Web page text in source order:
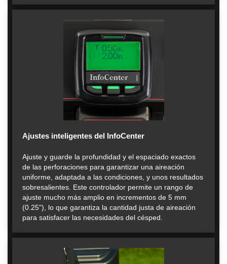
Ajustes inteligentes del InfoCenter
Ajuste y guarde la profundidad y el espaciado exactos
de las perforaciones para garantizar una aireación
uniforme, adaptada a las condiciones, y unos resultados
sobresalientes. Este controlador permite un rango de
ajuste mucho más amplio en incrementos de 5 mm
(0.25"), lo que garantiza la cantidad justa de aireación
para satisfacer las necesidades del césped.